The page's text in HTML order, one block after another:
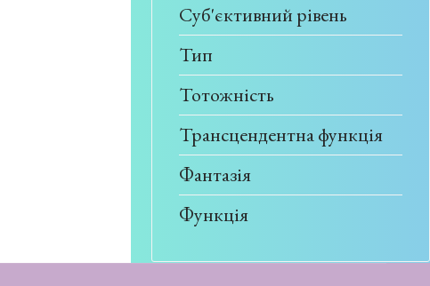
Суб'єктивний рівень
Тип
Тотожність
Трансцендентна функція
Фантазія
Функція